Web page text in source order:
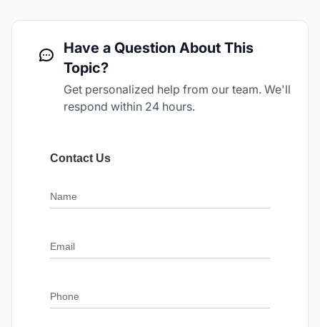
Have a Question About This
Topic?
Get personalized help from our team. We'll
respond within 24 hours.